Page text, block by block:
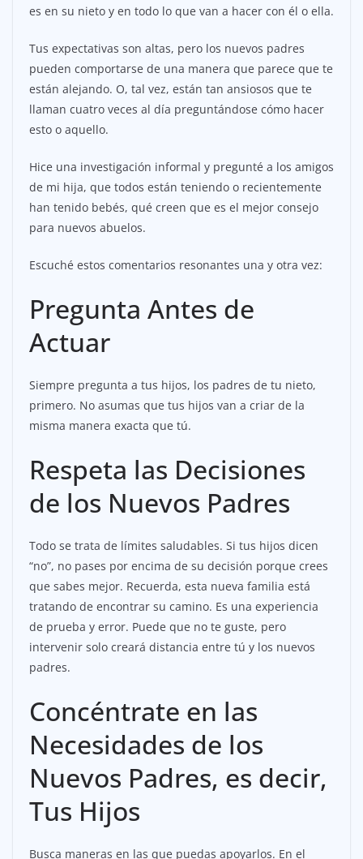
es en su nieto y en todo lo que van a hacer con él o ella.
Tus expectativas son altas, pero los nuevos padres
pueden comportarse de una manera que parece que te
están alejando. O, tal vez, están tan ansiosos que te
llaman cuatro veces al día preguntándose cómo hacer
esto o aquello.
Hice una investigación informal y pregunté a los amigos
de mi hija, que todos están teniendo o recientemente
han tenido bebés, qué creen que es el mejor consejo
para nuevos abuelos.
Escuché estos comentarios resonantes una y otra vez:
Pregunta Antes de
Actuar
Siempre pregunta a tus hijos, los padres de tu nieto,
primero. No asumas que tus hijos van a criar de la
misma manera exacta que tú.
Respeta las Decisiones
de los Nuevos Padres
Todo se trata de límites saludables. Si tus hijos dicen
“no”, no pases por encima de su decisión porque crees
que sabes mejor. Recuerda, esta nueva familia está
tratando de encontrar su camino. Es una experiencia
de prueba y error. Puede que no te guste, pero
intervenir solo creará distancia entre tú y los nuevos
padres.
Concéntrate en las
Necesidades de los
Nuevos Padres, es decir,
Tus Hijos
Busca maneras en las que puedas apoyarlos. En el